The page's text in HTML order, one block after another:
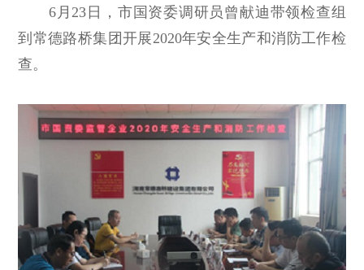
6月23日，市国资委调研员曾献迪带领检查组
到常德路桥集团开展2020年安全生产和消防工作检
查。